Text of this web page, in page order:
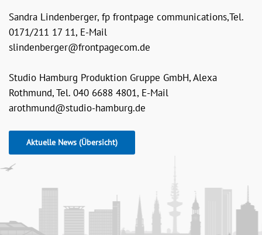
Sandra Lindenberger, fp frontpage communications,Tel.
0171/211 17 11, E-Mail
slindenberger@frontpagecom.de
Studio Hamburg Produktion Gruppe GmbH, Alexa
Rothmund, Tel. 040 6688 4801, E-Mail
arothmund@studio-hamburg.de
Aktuelle News (Übersicht)